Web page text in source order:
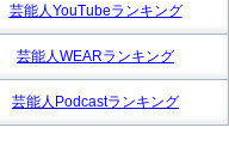
芸能人YouTubeランキング
芸能人WEARランキング
芸能人Podcastランキング